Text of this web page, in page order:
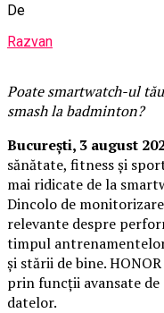
De
Razvan
Poate smartwatch-ul tău
smash la badminton?
București, 3 august
sănătate, fitness și
mai ridicate de la
Dincolo de
relevante despre
timpul
și stării de bine.
prin funcții avansate
datelor.